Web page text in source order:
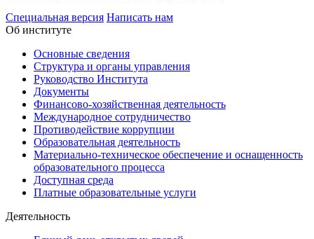
Специальная версия Написать нам
Об институте
Основные сведения
Структура и органы управления
Руководство Института
Документы
Финансово-хозяйственная деятельность
Международное сотрудничество
Противодействие коррупции
Образовательная деятельность
Материально-техническое обеспечение и оснащенность
образовательного процесса
Доступная среда
Платные образовательные услуги
Деятельность